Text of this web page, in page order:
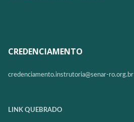
CREDENCIAMENTO
credenciamento.instrutoria@senar-ro.org.br
LINK QUEBRADO